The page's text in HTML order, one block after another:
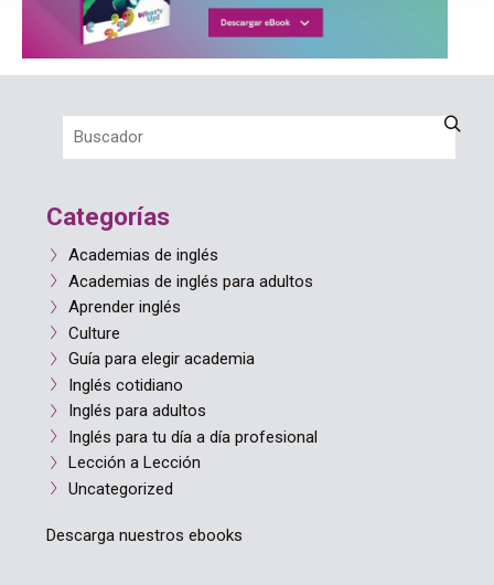
Categorías
Academias de inglés
Academias de inglés para adultos
Aprender inglés
Culture
Guía para elegir academia
Inglés cotidiano
Inglés para adultos
Inglés para tu día a día profesional
Lección a Lección
Uncategorized
Descarga nuestros ebooks